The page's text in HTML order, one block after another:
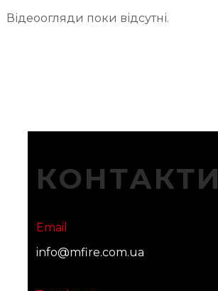
Відеоогляди поки відсутні.
КОНТАКТИ
Email
info@mfire.com.ua